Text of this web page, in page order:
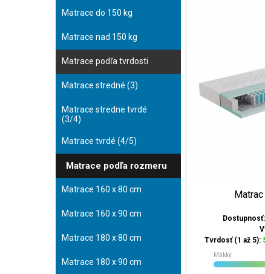
Matrace do 150 kg
Matrace nad 150 kg
Matrace podľa tvrdosti
Matrace stredné (3)
Matrace stredne tvrdé
(3/4)
Matrace tvrdé (4/5)
Matrace podľa rozmeru
Matrace 160 x 80 cm
Matrace 160 x 90 cm
Matrace 180 x 80 cm
Matrace 180 x 90 cm
Tvrdosť (1 až 5):
Mäkký